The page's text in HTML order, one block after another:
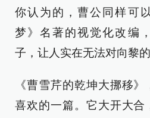
你认为的，曹公同样可
梦》名著的视觉化改编
子，让人实在无法对向黎的
《曹雪芹的乾坤大挪移
喜欢的一篇。它大开大合